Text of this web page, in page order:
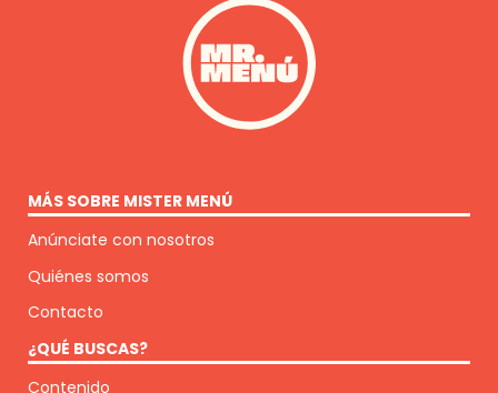
MÁS SOBRE MISTER MENÚ
Anúnciate con nosotros
Quiénes somos
Contacto
¿QUÉ BUSCAS?
Contenido